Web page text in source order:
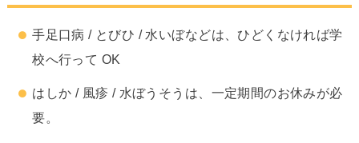
手足口病 / とびひ / 水いぼなどは、ひどくなければ学
校へ行って OK
はしか / 風疹 / 水ぼうそうは、一定期間のお休みが必
要。